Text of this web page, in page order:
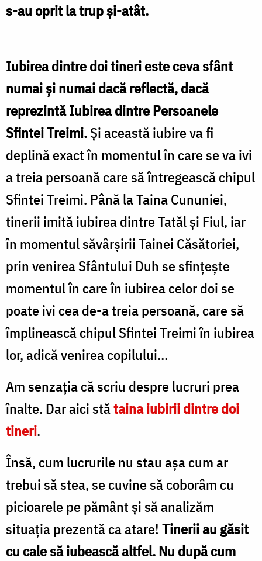
s-au oprit la trup și-atât.
Iubirea dintre doi tineri este ceva sfânt
numai şi numai dacă reflectă, dacă
reprezintă Iubirea dintre Persoanele
Sfintei Treimi.Şi această iubire va fi
deplină exact în momentul în care se va ivi
a treia persoană care să întregească chipul
Sfintei Treimi. Până la Taina Cununiei,
tinerii imită iubirea dintre Tatăl şi Fiul, iar
în momentul săvârşirii Tainei Căsătoriei,
prin venirea Sfântului Duh se sfinţeşte
momentul în care în iubirea celor doi se
poate ivi cea de-a treia persoană, care să
împlinească chipul Sfintei Treimi în iubirea
lor, adică venirea copilului…
Am senzaţia că scriu despre lucruri prea
înalte. Dar aici stătaina iubiriidintre doi
tineri.
Însă, cum lucrurile nu stau aşa cum ar
trebui să stea, se cuvine să coborâm cu
picioarele pe pământ şi să analizăm
situaţia prezentă ca atare! Tinerii au găsit
cu cale să iubească altfel. Nu după cum